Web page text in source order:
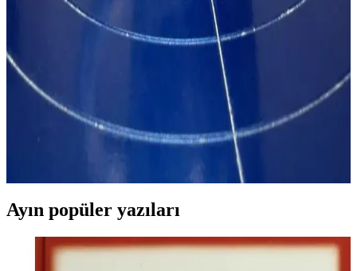
Talehobby Südor Resim Verniği ve Sünger Tampon Fırça, akrilik
boyalarla yapılan sanat eserlerinizi parlaklık ve koruma ile
güçlendirir. Su bazlı formülü ve kolay uygulamasıyla sanatınıza
değer katar.
Amaco Velvet Underglaze ile Seramikte Detaylı
İşçilik ve Canlı Renk Uygulamaları
Amaco Velvet underglaze, seramik yüzeylerde canlı renkler ve net
çizgiler için ideal bir alt sırdır. Doğru fırça seçimi ve katmanlama
teknikleriyle detaylı işçilik mümkün olur.
Ayın popüler yazıları